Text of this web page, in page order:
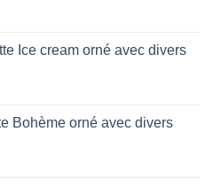
:
Ice cream orné avec divers
:
Bohème orné avec divers